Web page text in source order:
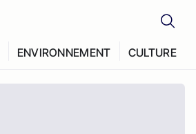
ENVIRONNEMENT CULTURE